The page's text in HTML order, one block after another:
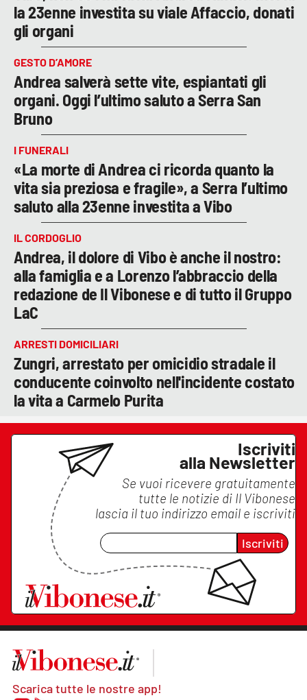
la 23enne investita su viale Affaccio, donati
gli organi
GESTO D’AMORE
Andrea salverà sette vite, espiantati gli
organi. Oggi l’ultimo saluto a Serra San
Bruno
I FUNERALI
«La morte di Andrea ci ricorda quanto la
vita sia preziosa e fragile», a Serra l’ultimo
saluto alla 23enne investita a Vibo
IL CORDOGLIO
Andrea, il dolore di Vibo è anche il nostro:
alla famiglia e a Lorenzo l’abbraccio della
redazione de Il Vibonese e di tutto il Gruppo
LaC
ARRESTI DOMICILIARI
Zungri, arrestato per omicidio stradale il
conducente coinvolto nell'incidente costato
la vita a Carmelo Purita
Iscriviti
alla Newsletter
Se vuoi ricevere gratuitamente
tutte le notizie di Il Vibonese
lascia il tuo indirizzo email e iscriviti
Iscriviti
Scarica tutte le nostre app!